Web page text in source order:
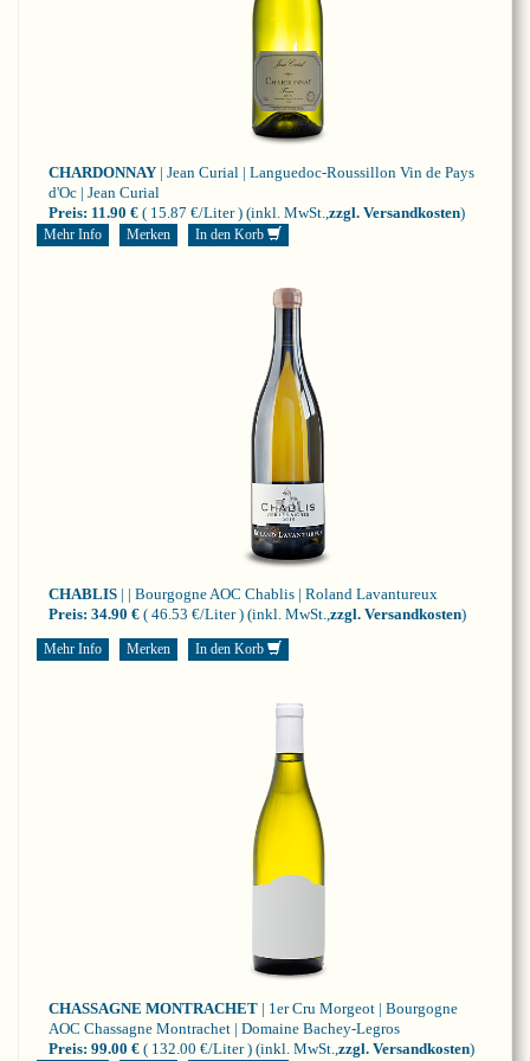
CHARDONNAY | Jean Curial | Languedoc-Roussillon Vin de Pays
d'Oc | Jean Curial
Preis: 11.90 € ( 15.87 €/Liter ) (inkl. MwSt., zzgl. Versandkosten)
Mehr Info Merken In den Korb
CHABLIS | | Bourgogne AOC Chablis | Roland Lavantureux
Preis: 34.90 € ( 46.53 €/Liter ) (inkl. MwSt., zzgl. Versandkosten)
Mehr Info Merken In den Korb
CHASSAGNE MONTRACHET | 1er Cru Morgeot | Bourgogne
AOC Chassagne Montrachet | Domaine Bachey-Legros
Preis: 99.00 € ( 132.00 €/Liter ) (inkl. MwSt., zzgl. Versandkosten)